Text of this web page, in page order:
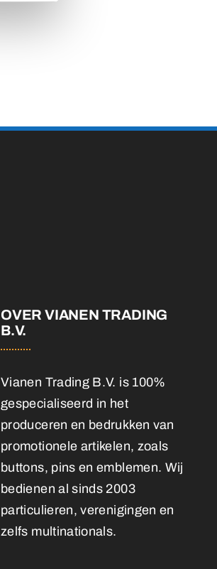
OVER VIANEN TRADING
B.V.
Vianen Trading B.V. is 100%
gespecialiseerd in het
produceren en bedrukken van
promotionele artikelen, zoals
buttons, pins en emblemen. Wij
bedienen al sinds 2003
particulieren, verenigingen en
zelfs multinationals.